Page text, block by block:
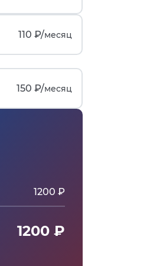
110 ₽/месяц
150 ₽/месяц
1200 ₽
1200 ₽